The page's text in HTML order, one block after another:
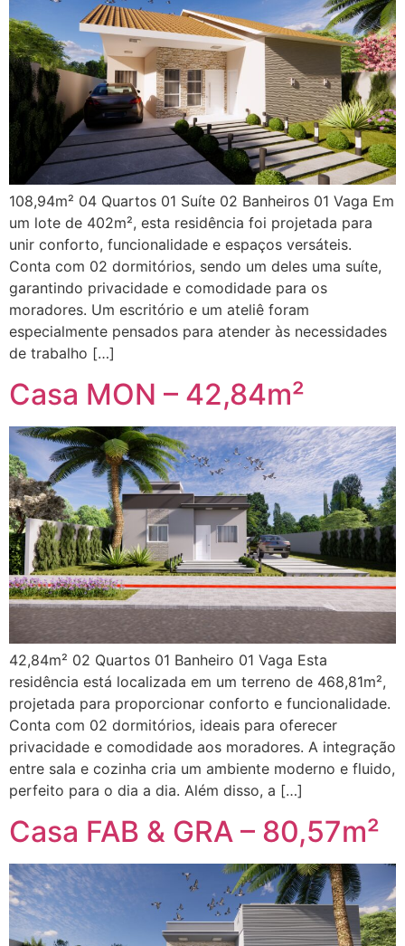
108,94m² 04 Quartos 01 Suíte 02 Banheiros 01 Vaga Em
um lote de 402m², esta residência foi projetada para
unir conforto, funcionalidade e espaços versáteis.
Conta com 02 dormitórios, sendo um deles uma suíte,
garantindo privacidade e comodidade para os
moradores. Um escritório e um ateliê foram
especialmente pensados para atender às necessidades
de trabalho […]
Casa MON – 42,84m²
42,84m² 02 Quartos 01 Banheiro 01 Vaga Esta
residência está localizada em um terreno de 468,81m²,
projetada para proporcionar conforto e funcionalidade.
Conta com 02 dormitórios, ideais para oferecer
privacidade e comodidade aos moradores. A integração
entre sala e cozinha cria um ambiente moderno e fluido,
perfeito para o dia a dia. Além disso, a […]
Casa FAB & GRA – 80,57m²